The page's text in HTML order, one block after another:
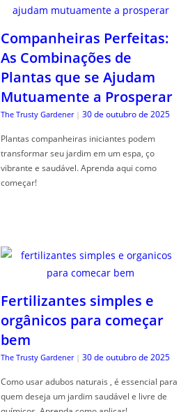
Companheiras Perfeitas:
As Combinações de
Plantas que se Ajudam
Mutuamente a Prosperar
The Trusty Gardener | 30 de outubro de 2025
Plantas companheiras iniciantes podem
transformar seu jardim em um espa, ço
vibrante e saudável. Aprenda aqui como
começar!
Fertilizantes simples e
orgânicos para começar
bem
The Trusty Gardener | 30 de outubro de 2025
Como usar adubos naturais , é essencial para
quem deseja um jardim saudável e livre de